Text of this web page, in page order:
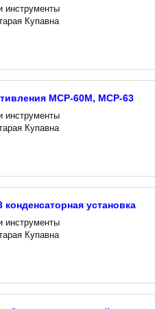
инструменты
Купавна
МСР-60М, МСР-63
инструменты
Купавна
конденсаторная установка
инструменты
Купавна